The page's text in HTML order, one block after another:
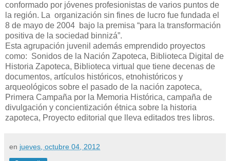
conformado por jóvenes profesionistas de varios puntos de
la región. La organización sin fines de lucro fue fundada el
8 de mayo de 2004 bajo la premisa “para la transformación
positiva de la sociedad binnizá”.
Esta agrupación juvenil además emprendido proyectos
como: Sonidos de la Nación Zapoteca, Biblioteca Digital de
Historia Zapoteca, Biblioteca virtual que tiene decenas de
documentos, artículos históricos, etnohistóricos y
arqueológicos sobre el pasado de la nación zapoteca,
Primera Campaña por la Memoria Histórica, campaña de
divulgación y concientización étnica sobre la historia
zapoteca, Proyecto editorial que lleva editados tres libros.
en jueves, octubre 04, 2012